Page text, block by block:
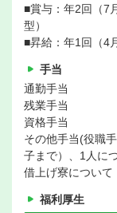
■賞与：年2回（
型）
■昇給：年1回（4
手当
通勤手当
残業手当
資格手当
その他手当(役職
子まで）、1人に
借上げ寮について
福利厚生